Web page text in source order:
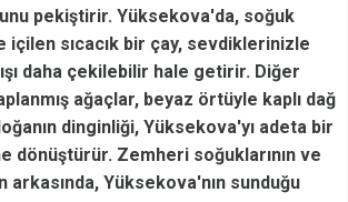
pekiştirir. Yüksekova'da, soğuk
sıcacık bir çay, sevdiklerinizle
daha çekilebilir hale getirir. Diğer
ağaçlar, beyaz örtüyle kaplı dağ
dinginliği, Yüksekova'yı adeta bir
dönüştürür. Zemheri soğuklarının ve
arkasında, Yüksekova'nın sunduğu